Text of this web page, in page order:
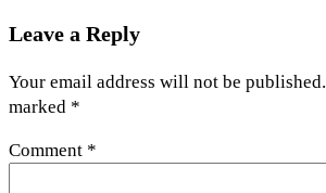
Leave a Reply
Your email address will not be published.
marked *
Comment *